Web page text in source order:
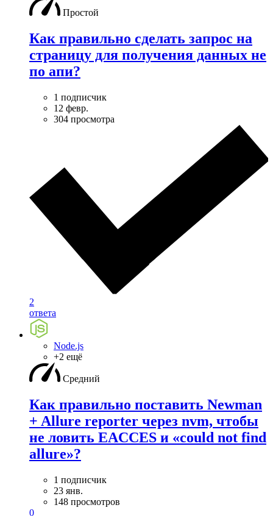
Простой
Как правильно сделать запрос на
страницу для получения данных не
по апи?
1 подписчик
12 февр.
304 просмотра
2
ответа
Node.js
+2 ещё
Средний
Как правильно поставить Newman
+ Allure reporter через nvm, чтобы
не ловить EACCES и «could not find
allure»?
1 подписчик
23 янв.
148 просмотров
0